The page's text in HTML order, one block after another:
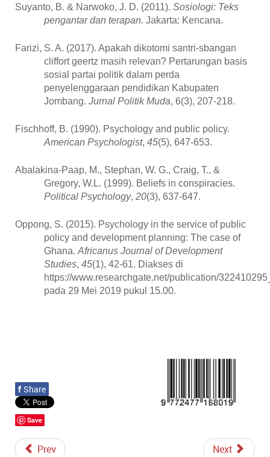
Suyanto, B. & Narwoko, J. D. (2011). Sosiologi: Teks
pengantar dan terapan. Jakarta: Kencana.
Farizi, S. A. (2017). Apakah dikotomi santri-sbangan
cliffort geertz masih relevan? Pertarungan basis
sosial partai politik dalam perda
penyelenggaraan pendidikan Kabupaten
Jombang. Jurnal Politik Muda, 6(3), 207-218.
Fischhoff, B. (1990). Psychology and public policy.
American Psychologist, 45(5), 647-653.
Abalakina-Paap, M., Stephan, W. G., Craig, T., &
Gregory, W.L. (1999). Beliefs in conspiracies.
Political Psychology, 20(3), 637-647.
Oppong, S. (2015). Psychology in the service of public
policy and development planning: The case of
Ghana. Africanus Journal of Development
Studies, 45(1), 42-61. Diakses di
https://www.researchgate.net/publication/
pada 29 Mei 2019 pukul 15.00.
f Share
Save
Prev Next